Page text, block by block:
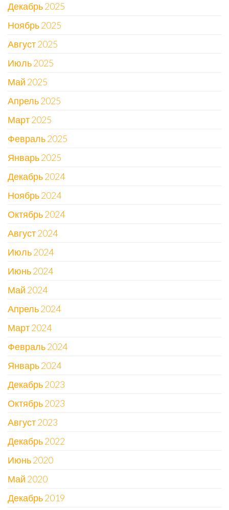
Декабрь 2025
Ноябрь 2025
Август 2025
Июль 2025
Май 2025
Апрель 2025
Март 2025
Февраль 2025
Январь 2025
Декабрь 2024
Ноябрь 2024
Октябрь 2024
Август 2024
Июль 2024
Июнь 2024
Май 2024
Апрель 2024
Март 2024
Февраль 2024
Январь 2024
Декабрь 2023
Октябрь 2023
Август 2023
Декабрь 2022
Июнь 2020
Май 2020
Декабрь 2019